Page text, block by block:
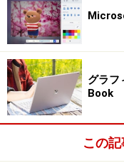
グラ
Book
この